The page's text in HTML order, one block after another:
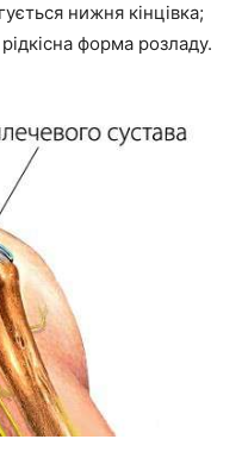
нижня кінцівка;
форма розладу.